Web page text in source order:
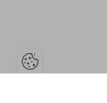
Ouvrir la